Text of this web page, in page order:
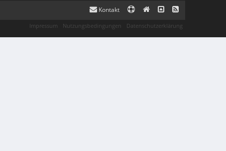
Kontakt
Impressum Nutzungsbedingungen Datenschutzerklärung